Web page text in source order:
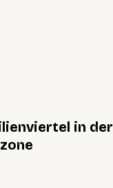
in der